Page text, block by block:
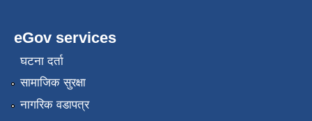
eGov services
घटना दर्ता
सामाजिक सुरक्षा
नागरिक वडापत्र